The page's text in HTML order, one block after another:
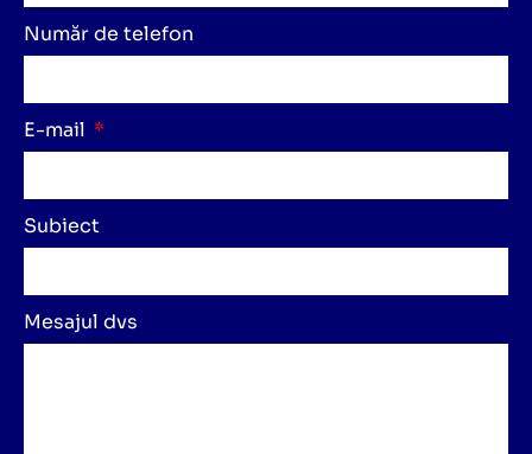
Număr de telefon
E-mail
Subiect
Mesajul dvs